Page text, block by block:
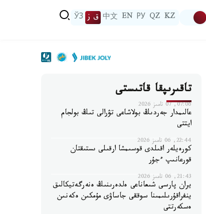
KZ
QZ
РУ
EN
中文 ق ز ЎЗ
تاقىرىپقا قاتىستى
07:06, 07 تامىز 2026
عالىمدار جەردىڭ بولاشاعى تۋرالى تىڭ بولجام
ايتتى
22:44, 06 تامىز 2026
كورەيلەر اقىلدى قوسىمشا ارقىلى ىستىقتان
قورعانىپ ءجۇر
21:43, 06 تامىز 2026
يران پارسى شىعاناعى ەلدەرىنىڭ ەنەرگەتيكالىق
ينفراقۇرىلىمىنا سوققى جاساۋى مۇمكىن ەكەنىن
ەسكەرتتى